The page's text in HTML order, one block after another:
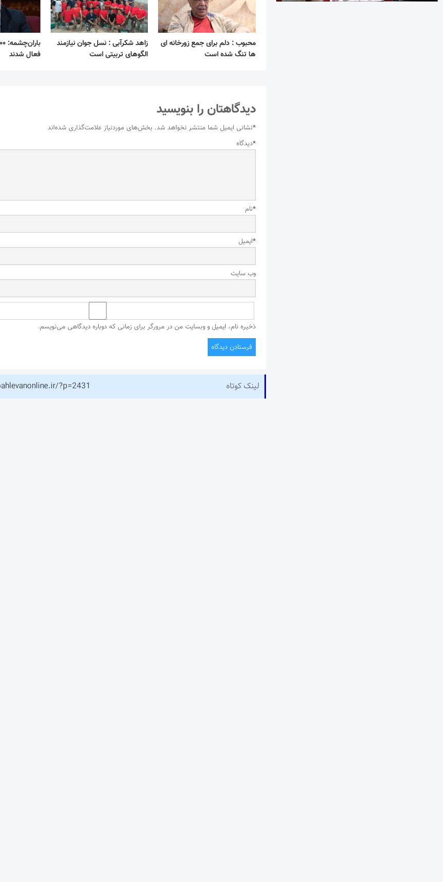
محبوب : دلم برای جمع زورخانه ای
ها تنگ شده است
زاهد شکرآبی : نسل جوان نیازمند
الگوهای تربیتی است
فعال شدند
دیدگاهتان را بنویسید
نشانی ایمیل شما منتشر نخواهد شد. بخش‌های موردنیاز علامت‌گذاری شده‌اند
*
دیدگاه*
نام*
ایمیل*
وب‌ سایت
ذخیره نام، ایمیل و وبسایت من در مرورگر برای زمانی که دوباره دیدگاهی می‌نویسم.
لینک کوتاه ?p=2431